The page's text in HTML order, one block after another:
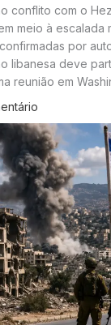
conflito com o
meio à escalada
por
libanesa deve
reunião em